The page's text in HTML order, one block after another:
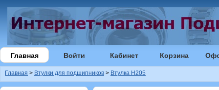
Главная Войти Кабинет Корзина
Главная > Втулки для подшипников > Втулка H205